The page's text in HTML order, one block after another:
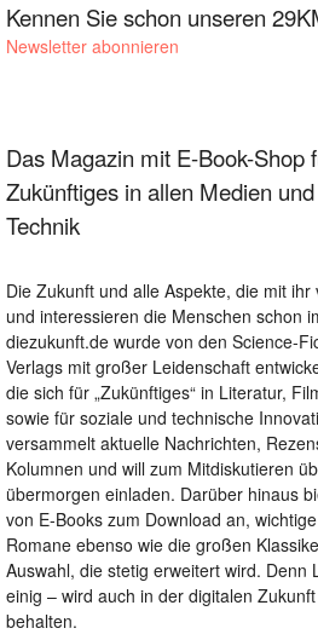
Kennen Sie schon unseren
Newsletter abonnieren
Das Magazin mit E-Book-Shop
Zukünftiges in allen Medien
Technik
Die Zukunft und alle Aspekte, die mit
und interessieren die Menschen schon
diezukunft.de wurde von den Science-
Verlags mit großer Leidenschaft
die sich für „Zukünftiges“ in Literatur,
sowie für soziale und technische
versammelt aktuelle Nachrichten,
Kolumnen und will zum Mitdiskutieren
übermorgen einladen. Darüber hinaus
von E-Books zum Download an,
Romane ebenso wie die großen
Auswahl, die stetig erweitert wird. Denn
einig – wird auch in der digitalen
behalten.